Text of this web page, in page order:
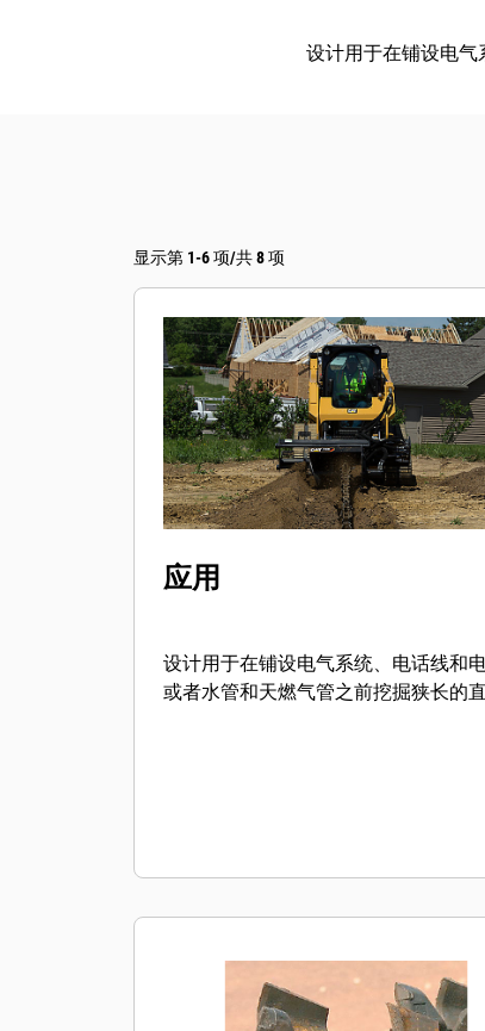
设计用于在铺设电气
显示第 1-6 项/共 8 项
应用
设计用于在铺设电气系统、电话线和电
或者水管和天燃气管之前挖掘狭长的直